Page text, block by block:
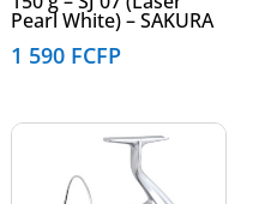
Pearl White) – SAKURA
1 590 FCFP